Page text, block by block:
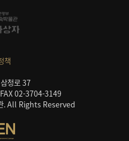
책
청로 37
FAX 02-3704-3149
. All Rights Reserved